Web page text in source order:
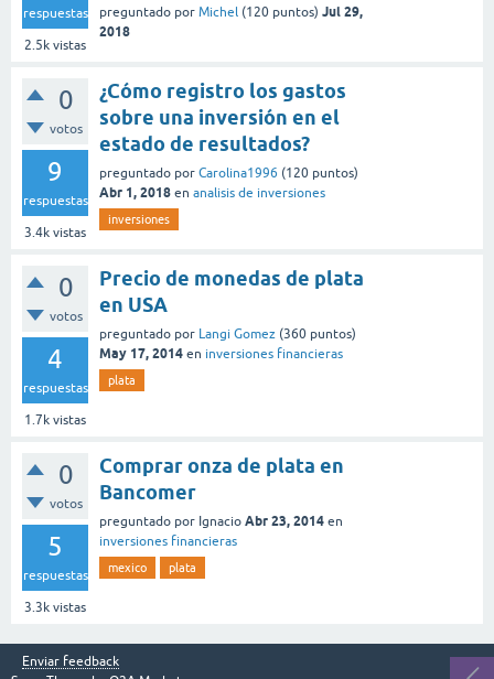
respuestas
2.5k vistas
preguntado por Michel (120 puntos) Jul 29,
2018
0
votos
9
respuestas
3.4k vistas
¿Cómo registro los gastos
sobre una inversión en el
estado de resultados?
preguntado por Carolina1996 (120 puntos)
Abr 1, 2018 en analisis de inversiones
inversiones
0
votos
4
respuestas
1.7k vistas
Precio de monedas de plata
en USA
preguntado por Langi Gomez (360 puntos)
May 17, 2014 en inversiones financieras
plata
0
votos
5
respuestas
3.3k vistas
Comprar onza de plata en
Bancomer
preguntado por Ignacio Abr 23, 2014 en
inversiones financieras
mexico plata
Enviar feedback